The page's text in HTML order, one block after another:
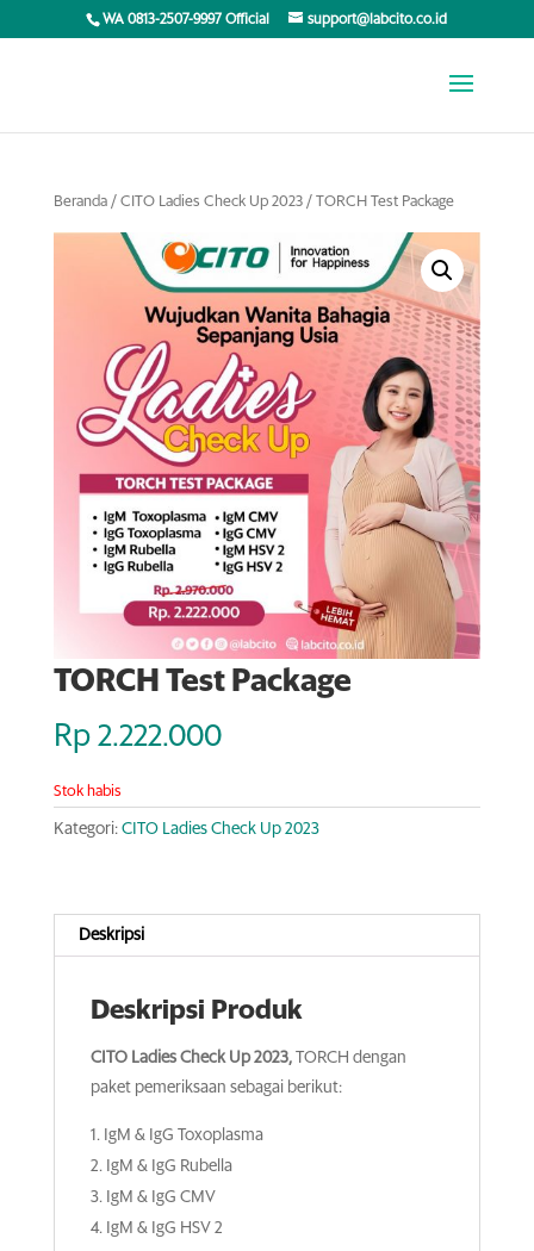
WA 0813-2507-9997 Official support@labcito.co.id
Beranda/ CITO Ladies Check Up 2023/ TORCH Test Package
TORCH Test Package
Rp2.222.000
Stok habis
Kategori: CITO Ladies Check Up 2023
Deskripsi
Deskripsi Produk
CITO Ladies Check Up 2023,TORCH dengan
paket pemeriksaan sebagai berikut:
IgM & IgG Toxoplasma
IgM & IgG Rubella
IgM & IgG CMV
IgM & IgG HSV 2